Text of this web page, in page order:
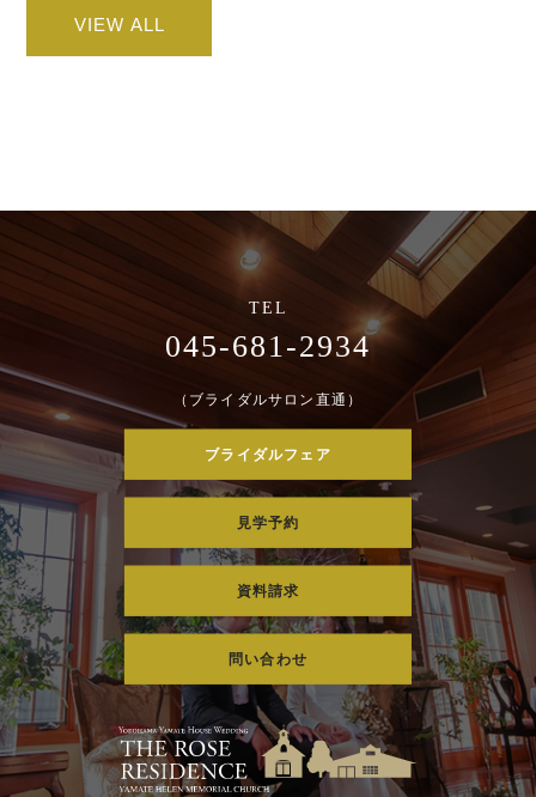
VIEW ALL
045-681-2934
（ブライダルサロン直通）
ブライダルフェア
見学予約
資料請求
問い合わせ